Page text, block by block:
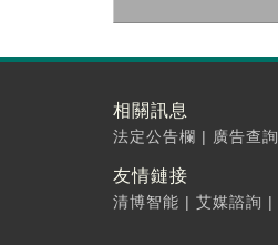
相關訊息
法定公告欄 | 廣告查詢
友情鏈接
清博智能 | 艾媒諮詢 |